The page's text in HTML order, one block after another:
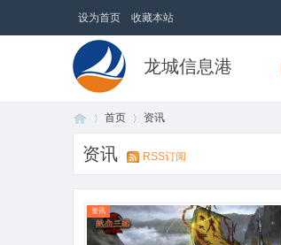
设为首页 收藏本站
龙城信息港
首页 资讯
资讯 RSS订阅
资讯